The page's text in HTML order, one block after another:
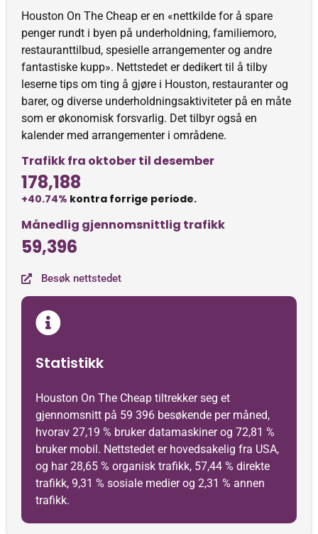
Houston On The Cheap er en «nettkilde for å spare
penger rundt i byen på underholdning, familiemoro,
restauranttilbud, spesielle arrangementer og andre
fantastiske kupp». Nettstedet er dedikert til å tilby
leserne tips om ting å gjøre i Houston, restauranter og
barer, og diverse underholdningsaktiviteter på en måte
som er økonomisk forsvarlig. Det tilbyr også en
kalender med arrangementer i områdene.
Trafikk fra oktober til desember
178,188
+40.74% kontra forrige periode.
Månedlig gjennomsnittlig trafikk
59,396
Besøk nettstedet
Statistikk
Houston On The Cheap tiltrekker seg et
gjennomsnitt på 59 396 besøkende per måned,
hvorav 27,19 % bruker datamaskiner og 72,81 %
bruker mobil. Nettstedet er hovedsakelig fra USA,
og har 28,65 % organisk trafikk, 57,44 % direkte
trafikk, 9,31 % sosiale medier og 2,31 % annen
trafikk.